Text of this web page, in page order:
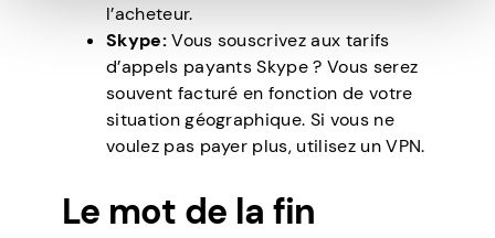
l’acheteur.
Skype:Vous souscrivez aux tarifs
d’appels payants Skype ? Vous serez
souvent facturé en fonction de votre
situation géographique. Si vous ne
voulez pas payer plus, utilisez un VPN.
Le mot de la fin